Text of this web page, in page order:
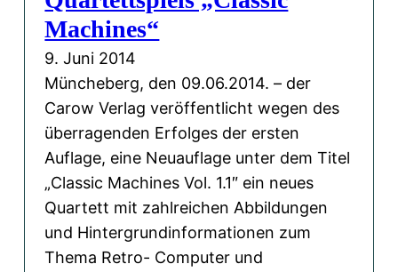
M
u
s
i
k
v
o
n
A
k
i
s
e
s
Machines“
9. Juni 2014
Müncheberg, den 09.06.2014. – der
Carow Verlag veröffentlicht wegen des
überragenden Erfolges der ersten
Auflage, eine Neuauflage unter dem Titel
„Classic Machines Vol. 1.1″ ein neues
Quartett mit zahlreichen Abbildungen
und Hintergrundinformationen zum
Thema Retro- Computer und